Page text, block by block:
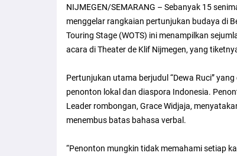
NIJMEGEN/SEMARANG – Sebanyak 15
menggelar rangkaian pertunjukan budaya di
Touring Stage (WOTS) ini menampilkan
acara di Theater de Klif Nijmegen, yang
Pertunjukan utama berjudul “Dewa Ruci”
penonton lokal dan diaspora Indonesia.
Leader rombongan, Grace Widjaja,
menembus batas bahasa verbal.
“Penonton mungkin tidak memahami setiap